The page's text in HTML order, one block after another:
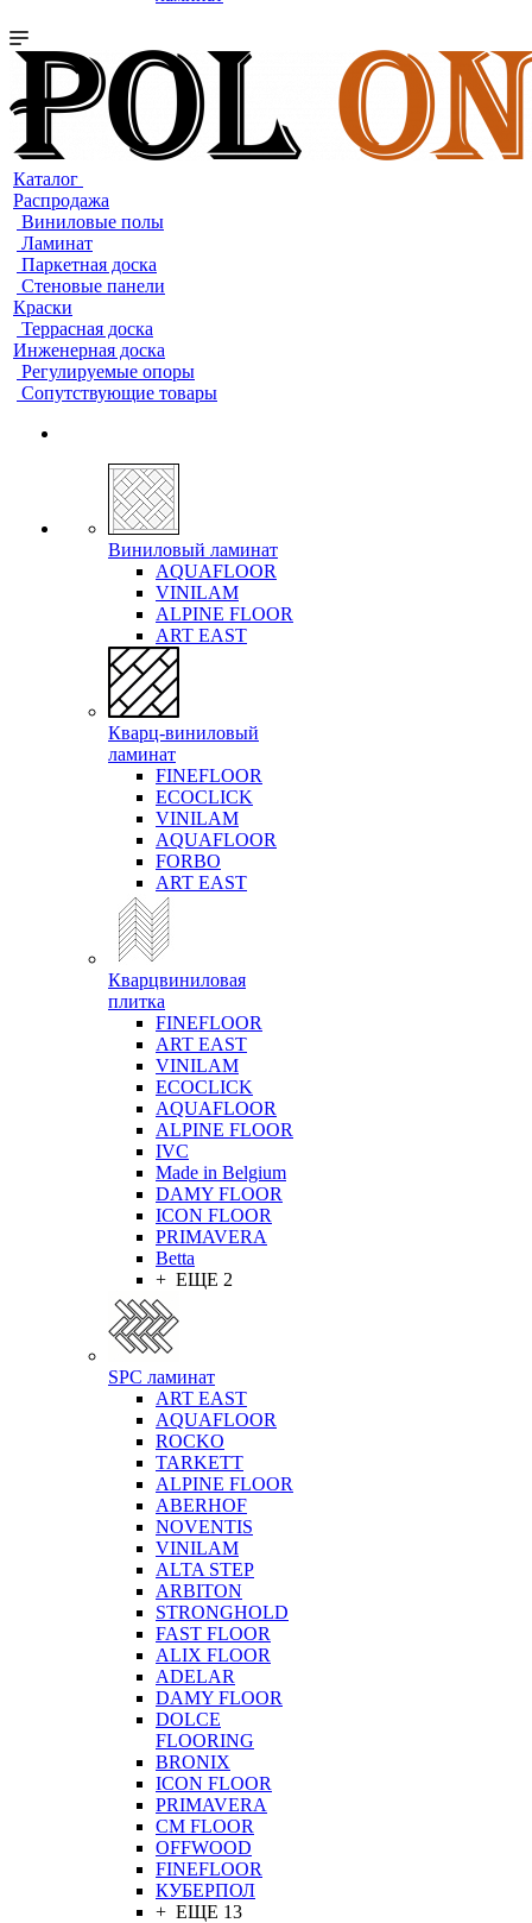
Каталог
Распродажа
Виниловые полы
Ламинат
Паркетная доска
Стеновые панели
Краски
Террасная доска
Инженерная доска
Регулируемые опоры
Сопутствующие товары
Виниловый ламинат
AQUAFLOOR
VINILAM
ALPINE FLOOR
ART EAST
Кварц-виниловый
ламинат
FINEFLOOR
ECOCLICK
VINILAM
AQUAFLOOR
FORBO
ART EAST
Кварцвиниловая
плитка
FINEFLOOR
ART EAST
VINILAM
ECOCLICK
AQUAFLOOR
ALPINE FLOOR
IVC
Made in Belgium
DAMY FLOOR
ICON FLOOR
PRIMAVERA
Betta
+ ЕЩЕ 2
SPC ламинат
ART EAST
AQUAFLOOR
ROCKO
TARKETT
ALPINE FLOOR
ABERHOF
NOVENTIS
VINILAM
ALTA STEP
ARBITON
STRONGHOLD
FAST FLOOR
ALIX FLOOR
ADELAR
DAMY FLOOR
DOLCE
FLOORING
BRONIX
ICON FLOOR
PRIMAVERA
CM FLOOR
OFFWOOD
FINEFLOOR
КУБЕРПОЛ
+ ЕЩЕ 13